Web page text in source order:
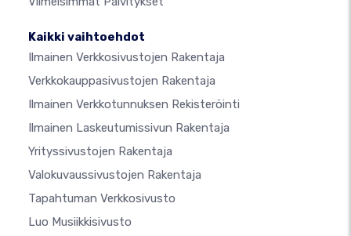
Kaikki vaihtoehdot
Ilmainen Verkkosivustojen Rakentaja
Verkkokauppasivustojen Rakentaja
Ilmainen Verkkotunnuksen Rekisteröinti
Ilmainen Laskeutumissivun Rakentaja
Yrityssivustojen Rakentaja
Valokuvaussivustojen Rakentaja
Tapahtuman Verkkosivusto
Luo Musiikkisivusto